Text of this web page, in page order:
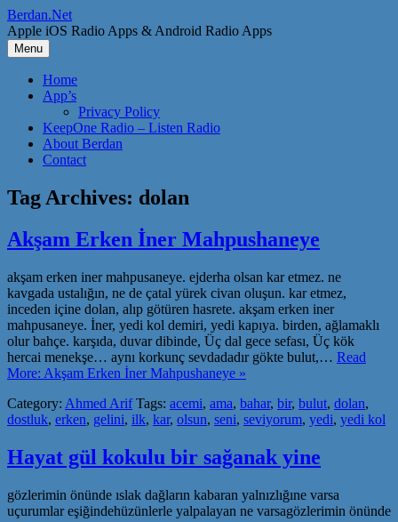
Skip
to
content
Berdan.Net
Apple iOS Radio Apps & Android Radio Apps
Menu
Home
App’s
Privacy Policy
KeepOne Radio – Listen Radio
About Berdan
Contact
Tag Archives: dolan
Akşam Erken İner Mahpushaneye
akşam erken iner mahpusaneye. ejderha olsan kar etmez. ne
kavgada ustalığın, ne de çatal yürek civan oluşun. kar etmez,
inceden içine dolan, alıp götüren hasrete. akşam erken iner
mahpusaneye. İner, yedi kol demiri, yedi kapıya. birden, ağlamaklı
olur bahçe. karşıda, duvar dibinde, Üç dal gece sefası, Üç kök
hercai menekşe… aynı korkunç sevdadadır gökte bulut,… Read
More: Akşam Erken İner Mahpushaneye »
Category: Ahmed Arif Tags: acemi, ama, bahar, bir, bulut, dolan,
dostluk, erken, gelini, ilk, kar, olsun, seni, seviyorum, yedi, yedi kol
Hayat gül kokulu bir sağanak yine
gözlerimin önünde ıslak dağların kabaran yalnızlığıne varsa
uçurumlar eşiğindehüzünlerle yalpalayan ne varsagözlerimin önünde